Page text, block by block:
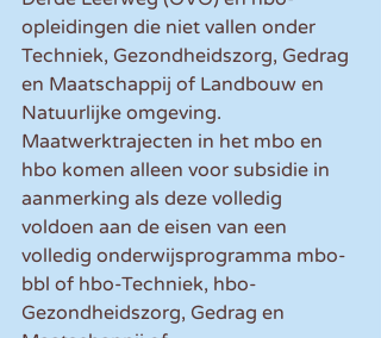
opleidingen die niet vallen onder
Techniek, Gezondheidszorg, Gedrag
en Maatschappij of Landbouw en
Natuurlijke omgeving.
Maatwerktrajecten in het mbo en
hbo komen alleen voor subsidie in
aanmerking als deze volledig
voldoen aan de eisen van een
volledig onderwijsprogramma mbo-
bbl of hbo-Techniek, hbo-
Gezondheidszorg, Gedrag en